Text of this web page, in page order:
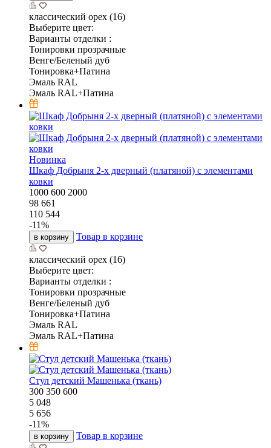
классический орех (16)
Выберите цвет:
Варианты отделки :
Тонировки прозрачные
Венге/Беленый дуб
Тонировка+Патина
Эмаль RAL
Эмаль RAL+Патина
Новинка
Шкаф Добрыня 2-х дверный (платяной) с элементами
ковки
1000 600 2000
98 661
110 544
-11%
в корзину Товар в корзине
классический орех (16)
Выберите цвет:
Варианты отделки :
Тонировки прозрачные
Венге/Беленый дуб
Тонировка+Патина
Эмаль RAL
Эмаль RAL+Патина
Стул детский Машенька (ткань)
300 350 600
5 048
5 656
-11%
в корзину Товар в корзине